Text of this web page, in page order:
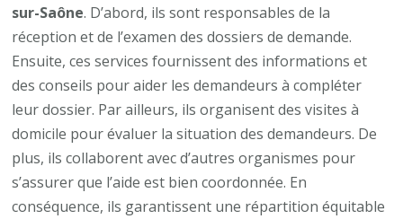
sur-Saône. D’abord, ils sont responsables de la
réception et de l’examen des dossiers de demande.
Ensuite, ces services fournissent des informations et
des conseils pour aider les demandeurs à compléter
leur dossier. Par ailleurs, ils organisent des visites à
domicile pour évaluer la situation des demandeurs. De
plus, ils collaborent avec d’autres organismes pour
s’assurer que l’aide est bien coordonnée. En
conséquence, ils garantissent une répartition équitable